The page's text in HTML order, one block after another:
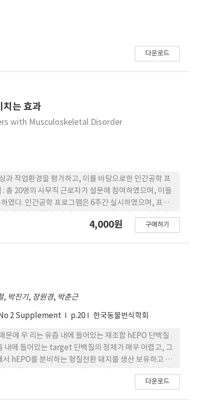
다운로드
치는 효과
with Musculoskeletal Disorder
과 작업환경을 평가하고, 이를 바탕으로한 인간공학 프
총 20명의 사무직 근로자가 설문에 참여하였으며, 이들
였다. 인간공학 프로그램은 6주간 실시하였으며, 프로
감소를 보고한 신체부위는 어깨와 목이었다. 그리고
리를 할 수 있도록 해야 할 것이다.
4,000원 구매하기
, 박진기, 장원경, 박춘근
2 Supplement p.20 한국동물번식학회
에 우 리는 유즙 내에 들어있는 재조합 hEPO 단백질
내에 들어있는 target 단백질의 정제가 매우 어렵고, 그
hEPO를 분비하는 형질전환 돼지를 생산 보유하고 있
적인 기능을 방해하며 형질전환 돼지의 갑작스런 죽음
다운로드